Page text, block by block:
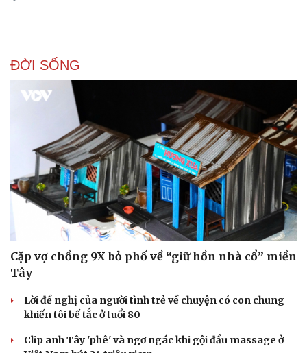
ĐỜI SỐNG
Cặp vợ chồng 9X bỏ phố về “giữ hồn nhà cổ” miền
Tây
Lời đề nghị của người tình trẻ về chuyện có con chung
khiến tôi bế tắc ở tuổi 80
Clip anh Tây 'phê' và ngơ ngác khi gội đầu massage ở